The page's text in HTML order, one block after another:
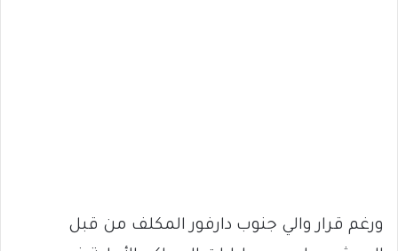
ورغم قرار والي جنوب دارفور المكلف من قبل